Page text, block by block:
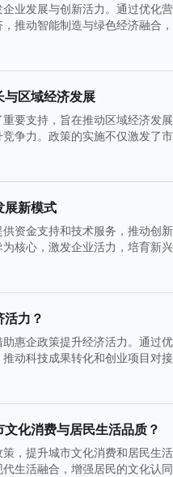
业发展与创新活力。通过优化
推动智能制造与绿色经济融合
区域经济发展
要支持，旨在推动区域经济发
争力。政策的实施不仅激发了
展新模式
资金支持和技术服务，推动创
核心，激发企业活力，培育新
力？
惠企政策提升经济活力。通过
动科技成果转化和创业项目对
化消费与居民生活品质？
，提升城市文化消费和居民生
生活融合，增强居民的文化认